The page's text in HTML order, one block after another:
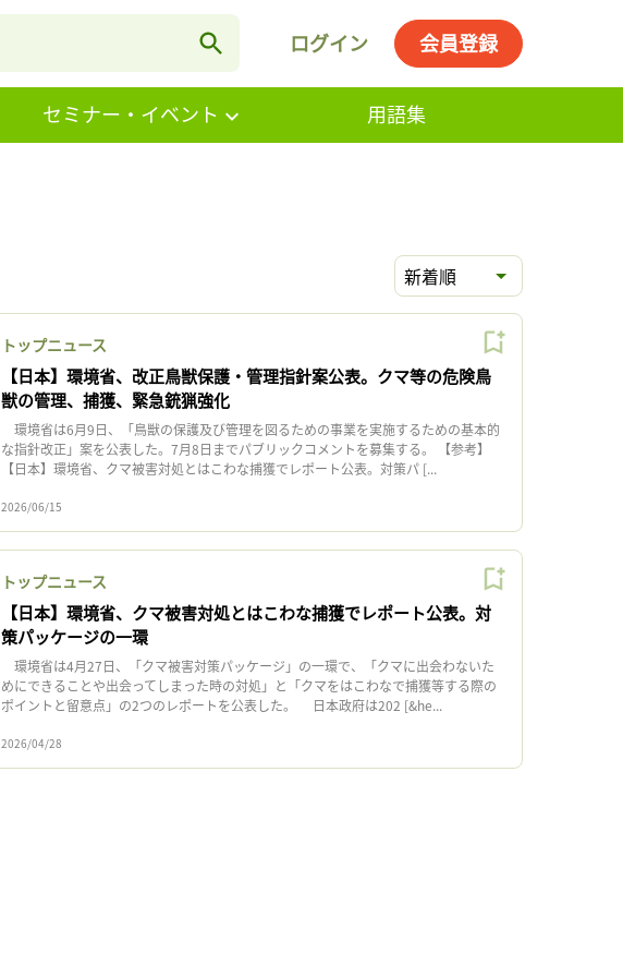
ログイン 会員登録
セミナー・イベント 用語集
新着順
トップニュース
【日本】環境省、改正鳥獣保護・管理指針案公表。クマ等の危険鳥
獣の管理、捕獲、緊急銃猟強化
環境省は6月9日、「鳥獣の保護及び管理を図るための事業を実施するための基本的
な指針改正」案を公表した。7月8日までパブリックコメントを募集する。 【参考】
【日本】環境省、クマ被害対処とはこわな捕獲でレポート公表。対策パ [...
2026/06/15
トップニュース
【日本】環境省、クマ被害対処とはこわな捕獲でレポート公表。対
策パッケージの一環
環境省は4月27日、「クマ被害対策パッケージ」の一環で、「クマに出会わないた
めにできることや出会ってしまった時の対処」と「クマをはこわなで捕獲等する際の
ポイントと留意点」の2つのレポートを公表した。 日本政府は202 [&he...
2026/04/28